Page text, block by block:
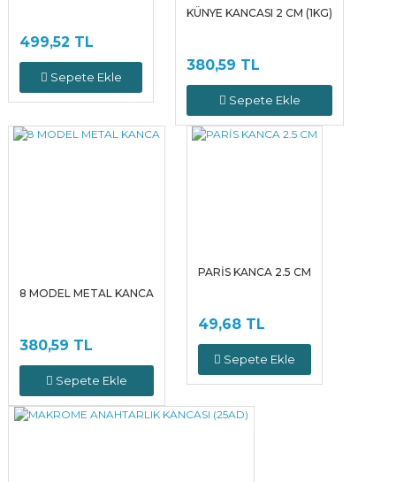
499,52 TL
Sepete Ekle
KÜNYE KANCASI 2 CM (1KG)
380,59 TL
Sepete Ekle
8 MODEL METAL KANCA
380,59 TL
Sepete Ekle
PARİS KANCA 2.5 CM
49,68 TL
Sepete Ekle